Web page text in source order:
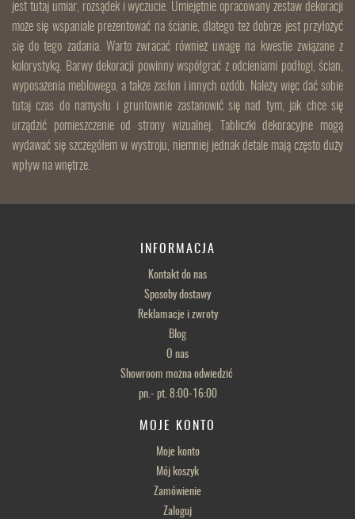
jest tutaj umiar, rozsądek i wyczucie. Umiejętnie opracowany zestaw dekoracji
może się wspaniale prezentować na ścianie, dlatego też dobrze jest przyłożyć
się do tego zadania. Warto zwracać również uwagę na kwestie związane z
kolorystyką. Barwy dekoracji powinny współgrać z odcieniami podłogi, ścian,
wyposażenia meblowego, a także zasłon i innych ozdób. Należy więc dać sobie
tutaj czas do namysłu i gruntownie zastanowić się nad tym, jak chce się
urządzić pomieszczenie od strony wizualnej. Tabliczki dekoracyjne mogą
wydawać się szczegółem w wystroju, niemniej jednak detale mają często duży
wpływ na wnętrze.
INFORMACJA
Kontakt do nas
Sposoby dostawy
Reklamacje i zwroty
Blog
O nas
Showroom można odwiedzić
pn.- pt. 8:00-16:00
MOJE KONTO
Moje konto
Mój koszyk
Zamówienie
Zaloguj